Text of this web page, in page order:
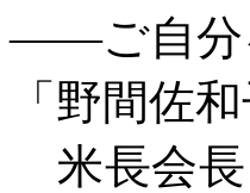
――ご自分
「野間佐
米長会長